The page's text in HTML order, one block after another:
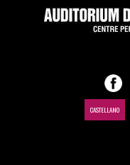
CASTELLANO